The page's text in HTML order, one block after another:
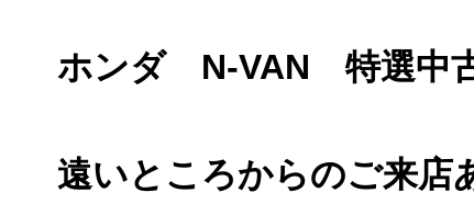
ホンダ N-VAN 特選中
遠いところからのご来店